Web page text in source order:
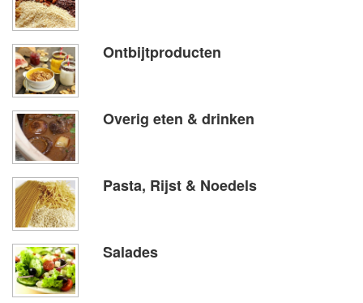
Ontbijtproducten
Overig eten & drinken
Pasta, Rijst & Noedels
Salades